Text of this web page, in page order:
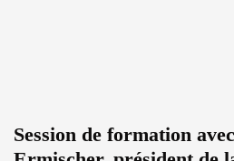
Session de formation